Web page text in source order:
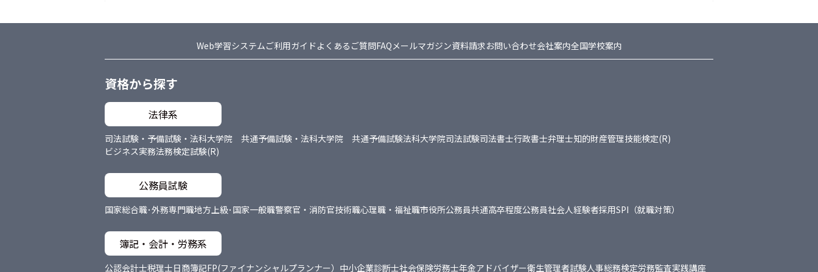
Web学習システムご利用ガイド よくあるご質問FAQメールマガジン資料請求お問い合わせ会社案内全国学校案内
資格から探す
法律系
司法試験・予備試験・法科大学院 共通予備試験・法科大学院 共通予備試験法科大学院司法試験司法書士行政書士弁理士知的財産管理技能検定(R)
ビジネス実務法務検定試験(R)
公務員試験
国家総合職･外務専門職地方上級･国家一般職警察官・消防官技術職心理職・福祉職市役所公務員共通高卒程度公務員社会人経験者採用SPI（就職対策）
簿記・会計・労務系
公認会計士税理士日商簿記FP(ファイナンシャルプランナー） 中小企業診断士社会保険労務士年金アドバイザー衛生管理者試験人事総務検定労務監査実践講座